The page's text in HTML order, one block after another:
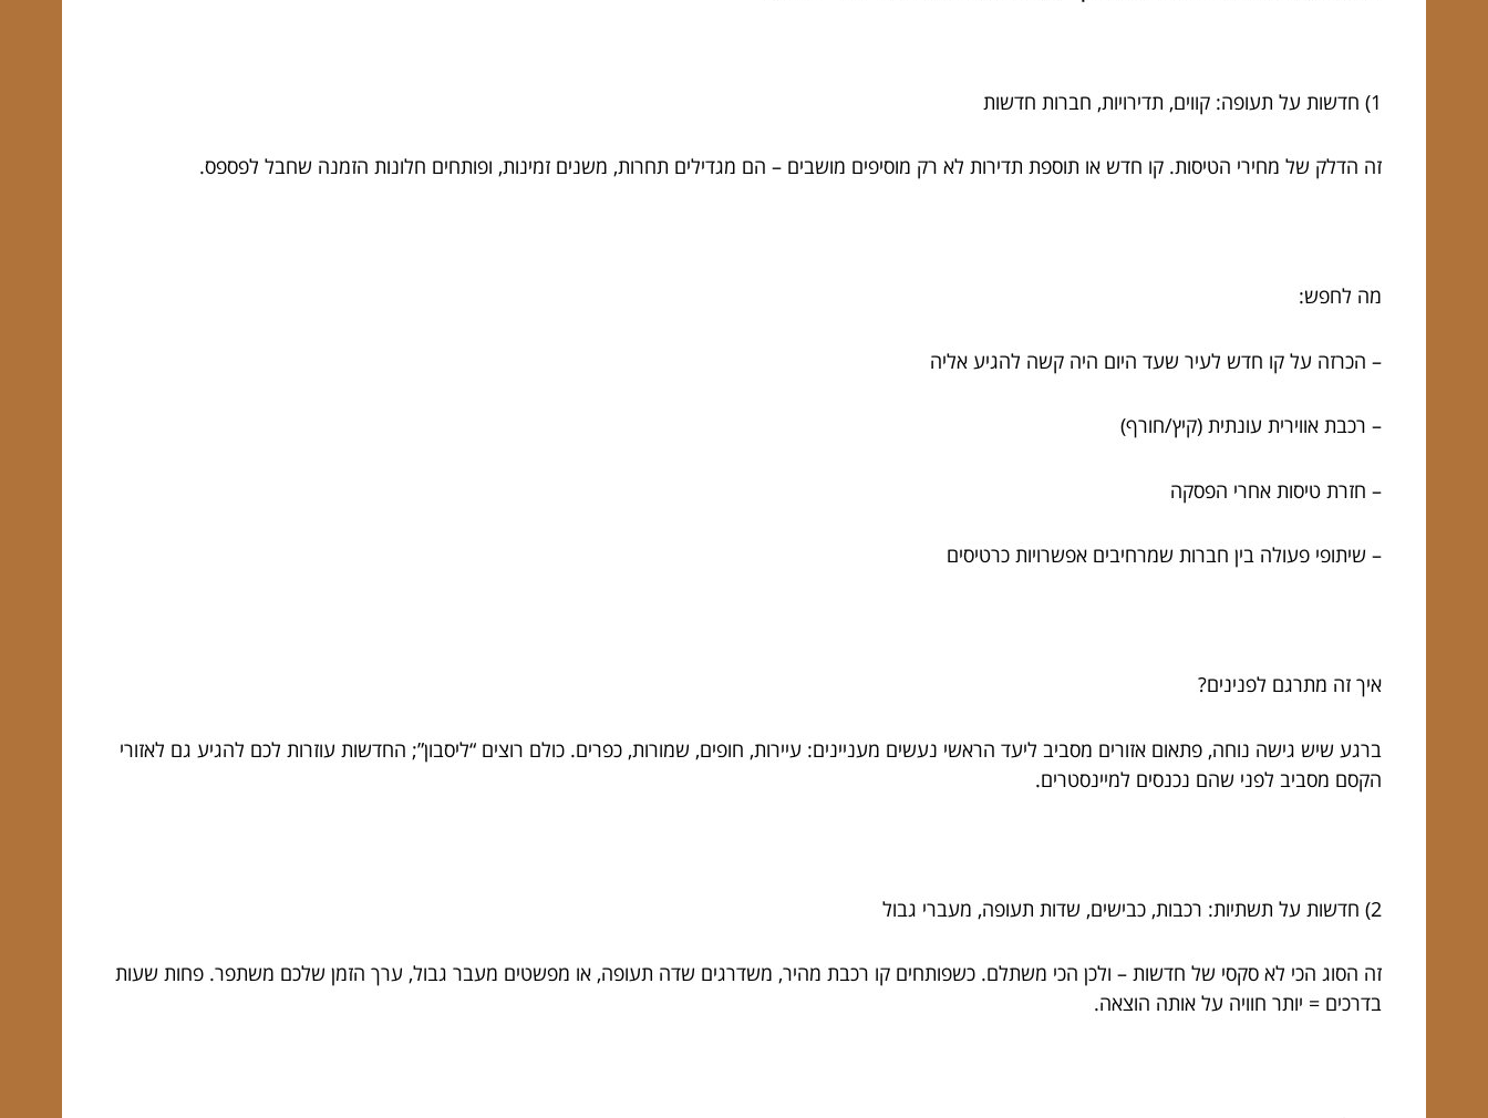
1) חדשות על תעופה: קווים, תדירויות, חברות חדשות
זה הדלק של מחירי הטיסות. קו חדש או תוספת תדירות לא רק מוסיפים מושבים – הם מגדילים תחרות, משנים זמינות, ופותחים חלונות הזמנה שחבל לפספס.
מה לחפש:
– הכרזה על קו חדש לעיר שעד היום היה קשה להגיע אליה
– רכבת אווירית עונתית (קיץ/חורף)
– חזרת טיסות אחרי הפסקה
– שיתופי פעולה בין חברות שמרחיבים אפשרויות כרטיסים
איך זה מתרגם לפנינים?
ברגע שיש גישה נוחה, פתאום אזורים מסביב ליעד הראשי נעשים מעניינים: עיירות, חופים, שמורות, כפרים. כולם רוצים “ליסבון”; החדשות עוזרות לכם להגיע גם לאזורי
הקסם מסביב לפני שהם נכנסים למיינסטרים.
2) חדשות על תשתיות: רכבות, כבישים, שדות תעופה, מעברי גבול
זה הסוג הכי לא סקסי של חדשות – ולכן הכי משתלם. כשפותחים קו רכבת מהיר, משדרגים שדה תעופה, או מפשטים מעבר גבול, ערך הזמן שלכם משתפר. פחות שעות
בדרכים = יותר חוויה על אותה הוצאה.